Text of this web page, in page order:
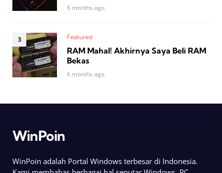
6 months ago
Featured
RAM Mahal! Akhirnya Saya Beli RAM
Bekas
6 months ago
WinPoin
WinPoin adalah Portal Windows terbesar di Indonesia.